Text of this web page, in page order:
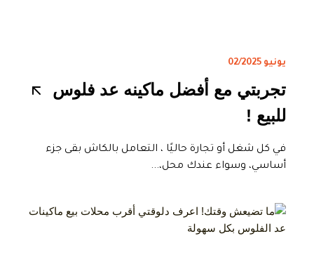
يونيو 02/2025
تجربتي مع أفضل ماكينه عد فلوس
للبيع !
في كل شغل أو تجارة حاليًا ، التعامل بالكاش بقى جزء
أساسي، وسواء عندك محل،...